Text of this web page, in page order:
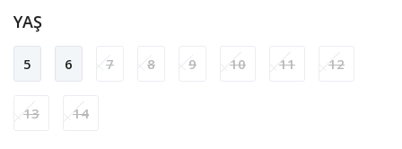
YAŞ
5 6 7 8 9 10 11 12
13 14